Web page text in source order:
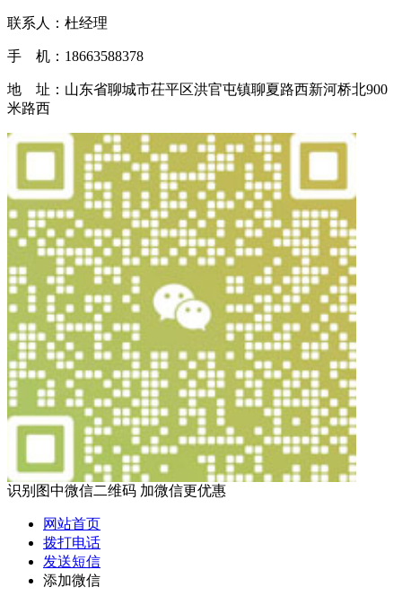
联系人：杜经理
手 机：18663588378
地 址：山东省聊城市茌平区洪官屯镇聊夏路西新河桥北900
米路西
识别图中微信二维码 加微信更优惠
网站首页
拨打电话
发送短信
添加微信